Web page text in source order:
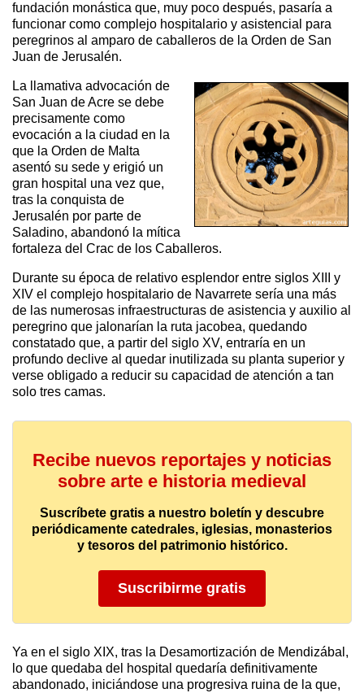
fundación monástica que, muy poco después, pasaría a
funcionar como complejo hospitalario y asistencial para
peregrinos al amparo de caballeros de la Orden de San
Juan de Jerusalén.
La llamativa advocación de
San Juan de Acre se debe
precisamente como
evocación a la ciudad en la
que la Orden de Malta
asentó su sede y erigió un
gran hospital una vez que,
tras la conquista de
Jerusalén por parte de
Saladino, abandonó la mítica
fortaleza del Crac de los Caballeros.
Durante su época de relativo esplendor entre siglos XIII y
XIV el complejo hospitalario de Navarrete sería una más
de las numerosas infraestructuras de asistencia y auxilio al
peregrino que jalonarían la ruta jacobea, quedando
constatado que, a partir del siglo XV, entraría en un
profundo declive al quedar inutilizada su planta superior y
verse obligado a reducir su capacidad de atención a tan
solo tres camas.
Recibe nuevos reportajes y noticias
sobre arte e historia medieval
Suscríbete gratis a nuestro boletín y descubre
periódicamente catedrales, iglesias, monasterios
y tesoros del patrimonio histórico.
Suscribirme gratis
Ya en el siglo XIX, tras la Desamortización de Mendizábal,
lo que quedaba del hospital quedaría definitivamente
abandonado, iniciándose una progresiva ruina de la que,